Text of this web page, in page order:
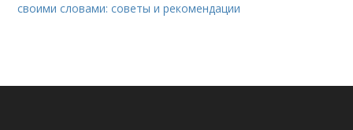
своими словами: советы и рекомендации